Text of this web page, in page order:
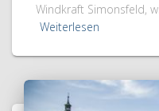
Windkraft Simonsfeld,
Weiterlesen